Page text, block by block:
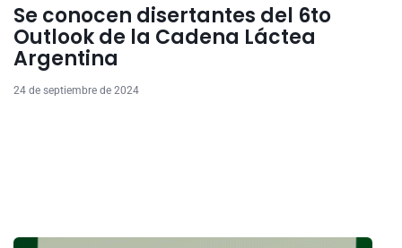
Se conocen disertantes del 6to
Outlook de la Cadena Láctea
Argentina
24 de septiembre de 2024